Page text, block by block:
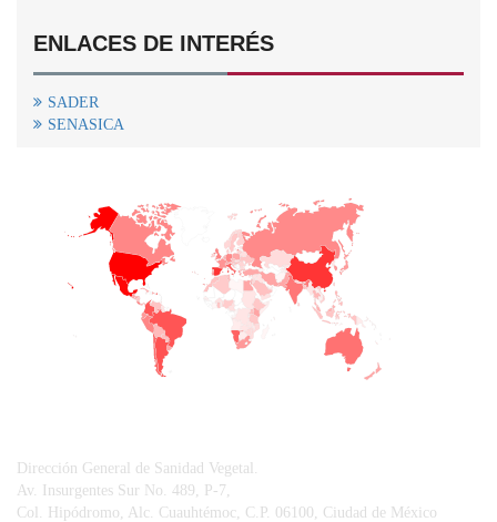
ENLACES DE INTERÉS
SADER
SENASICA
Dirección General de Sanidad Vegetal.
Av. Insurgentes Sur No. 489, P-7,
Col. Hipódromo, Alc. Cuauhtémoc, C.P. 06100, Ciudad de México